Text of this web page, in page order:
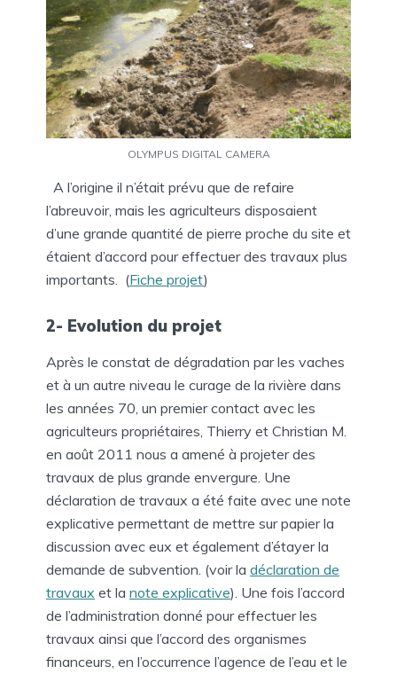
OLYMPUS DIGITAL CAMERA
A l’origine il n’était prévu que de refaire
l’abreuvoir, mais les agriculteurs disposaient
d’une grande quantité de pierre proche du site et
étaient d’accord pour effectuer des travaux plus
importants. (Fiche projet)
2- Evolution du projet
Après le constat de dégradation par les vaches
et à un autre niveau le curage de la rivière dans
les années 70, un premier contact avec les
agriculteurs propriétaires, Thierry et Christian M.
en août 2011 nous a amené à projeter des
travaux de plus grande envergure. Une
déclaration de travaux a été faite avec une note
explicative permettant de mettre sur papier la
discussion avec eux et également d’étayer la
demande de subvention. (voir la déclaration de
travaux et la note explicative). Une fois l’accord
de l’administration donné pour effectuer les
travaux ainsi que l’accord des organismes
financeurs, en l’occurrence l’agence de l’eau et le